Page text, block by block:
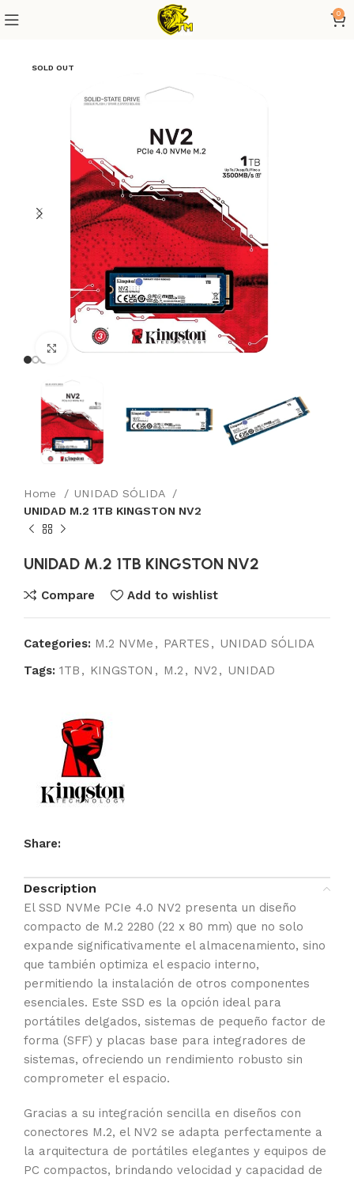
0
SOLD OUT
Click to enlarge
Home
UNIDAD SÓLIDA
UNIDAD M.2 1TB KINGSTON NV2
UNIDAD M.2 1TB KINGSTON NV2
Compare Add to wishlist
Categories: M.2 NVMe , PARTES , UNIDAD SÓLIDA
Tags: 1TB , KINGSTON , M.2 , NV2 , UNIDAD
Share:
Description
El SSD NVMe PCIe 4.0 NV2 presenta un diseño
compacto de M.2 2280 (22 x 80 mm) que no solo
expande significativamente el almacenamiento, sino
que también optimiza el espacio interno,
permitiendo la instalación de otros componentes
esenciales. Este SSD es la opción ideal para
portátiles delgados, sistemas de pequeño factor de
forma (SFF) y placas base para integradores de
sistemas, ofreciendo un rendimiento robusto sin
comprometer el espacio.
Gracias a su integración sencilla en diseños con
conectores M.2, el NV2 se adapta perfectamente a
la arquitectura de portátiles elegantes y equipos de
PC compactos, brindando velocidad y capacidad de